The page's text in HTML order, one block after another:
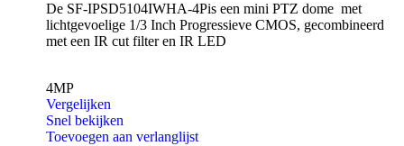
x
Zoom
aantal
De SF-IPSD5104IWHA-4Pis een mini PTZ dome met
lichtgevoelige 1/3 Inch Progressieve CMOS, gecombineerd
met een IR cut filter en IR LED
4MP
Vergelijken
Snel bekijken
Toevoegen aan verlanglijst